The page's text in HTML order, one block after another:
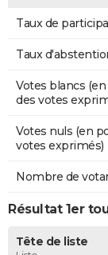
Taux de
Taux
Votes blancs
des votes
Votes nuls (en
votes exprimés)
Nombre de
Résultat 1er
Tête de liste